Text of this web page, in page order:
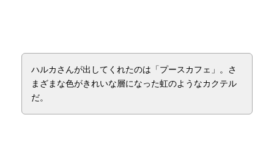
ハルカさんが出してくれたのは「プースカフェ」。さ
まざまな色がきれいな層になった虹のようなカクテル
だ。